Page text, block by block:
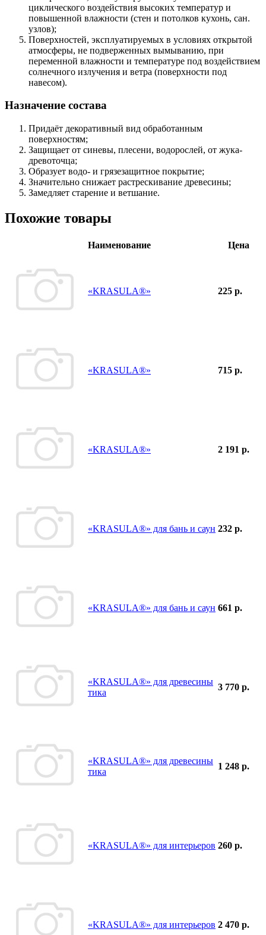
циклического воздействия высоких температур и
повышенной влажности (стен и потолков кухонь, сан.
узлов);
Поверхностей, эксплуатируемых в условиях открытой
атмосферы, не подверженных вымыванию, при
переменной влажности и температуре под воздействием
солнечного излучения и ветра (поверхности под
навесом).
Назначение состава
Придаёт декоративный вид обработанным
поверхностям;
Защищает от синевы, плесени, водорослей, от жука-
древоточца;
Образует водо- и грязезащитное покрытие;
Значительно снижает растрескивание древесины;
Замедляет старение и ветшание.
Похожие товары
Наименование Цена
«KRASULA®» 225 р.
«KRASULA®» 715 р.
«KRASULA®» 2 191 р.
«KRASULA®» для бань и саун 232 р.
«KRASULA®» для бань и саун 661 р.
«KRASULA®» для древесины
тика
3 770 р.
«KRASULA®» для древесины
тика
1 248 р.
«KRASULA®» для интерьеров 260 р.
«KRASULA®» для интерьеров 2 470 р.